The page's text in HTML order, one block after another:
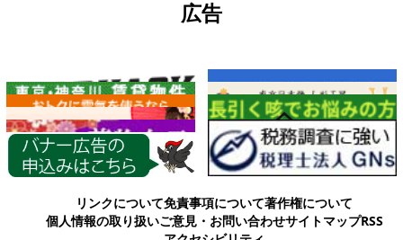
広告
各種情報
リンクについて免責事項について著作権について
個人情報の取り扱いご意見・お問い合わせサイトマップRSS